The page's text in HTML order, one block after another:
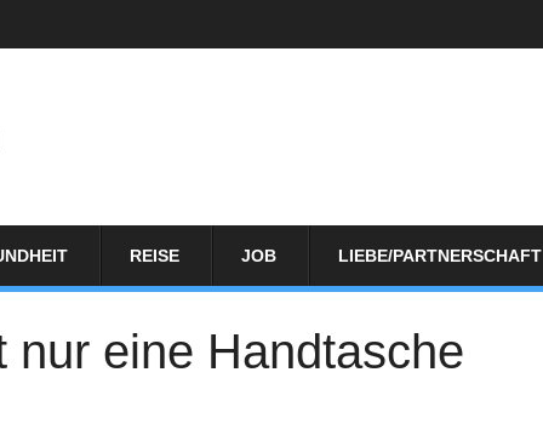
REISE JOB LIEBE/PARTNERSCHAFT
nur eine Handtasche